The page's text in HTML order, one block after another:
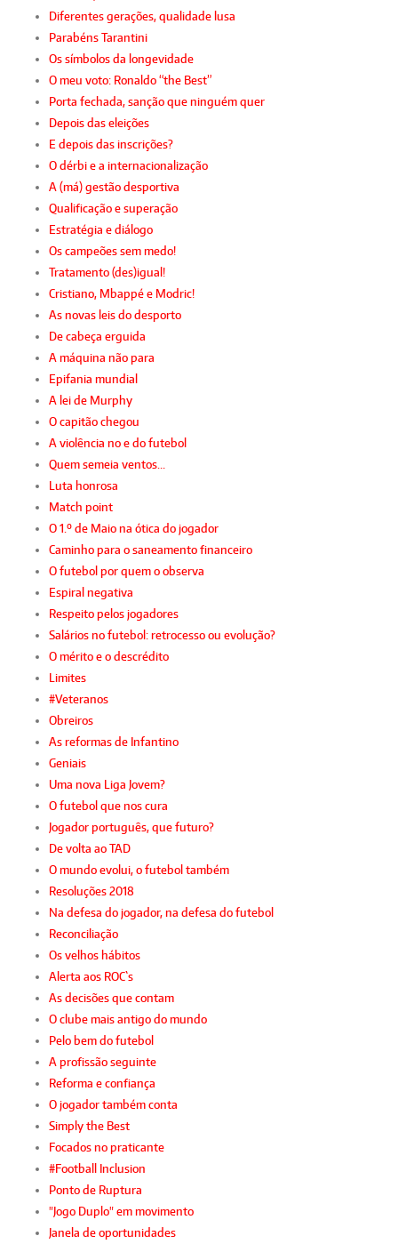
Diferentes gerações, qualidade lusa
Parabéns Tarantini
Os símbolos da longevidade
O meu voto: Ronaldo “the Best”
Porta fechada, sanção que ninguém quer
Depois das eleições
E depois das inscrições?
O dérbi e a internacionalização
A (má) gestão desportiva
Qualificação e superação
Estratégia e diálogo
Os campeões sem medo!
Tratamento (des)igual!
Cristiano, Mbappé e Modric!
As novas leis do desporto
De cabeça erguida
A máquina não para
Epifania mundial
A lei de Murphy
O capitão chegou
A violência no e do futebol
Quem semeia ventos…
Luta honrosa
Match point
O 1.º de Maio na ótica do jogador
Caminho para o saneamento financeiro
O futebol por quem o observa
Espiral negativa
Respeito pelos jogadores
Salários no futebol: retrocesso ou evolução?
O mérito e o descrédito
Limites
#Veteranos
Obreiros
As reformas de Infantino
Geniais
Uma nova Liga Jovem?
O futebol que nos cura
Jogador português, que futuro?
De volta ao TAD
O mundo evolui, o futebol também
Resoluções 2018
Na defesa do jogador, na defesa do futebol
Reconciliação
Os velhos hábitos
Alerta aos ROC`s
As decisões que contam
O clube mais antigo do mundo
Pelo bem do futebol
A profissão seguinte
Reforma e confiança
O jogador também conta
Simply the Best
Focados no praticante
#Football Inclusion
Ponto de Ruptura
"Jogo Duplo" em movimento
Janela de oportunidades